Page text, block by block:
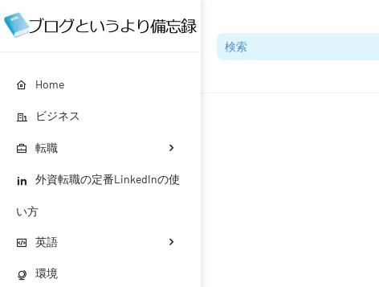
Home
ビジネス
転職
外資転職の定番LinkedInの使
い方
英語
環境